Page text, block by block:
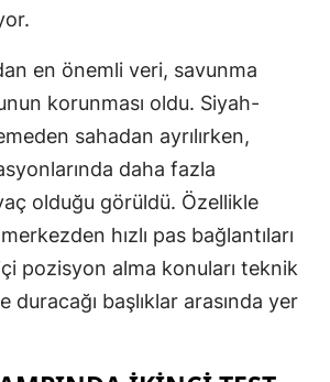
en önemli veri, savunma
korunması oldu. Siyah-
sahadan ayrılırken,
daha fazla
olduğu görüldü. Özellikle
hızlı pas bağlantıları
pozisyon alma konuları teknik
duracağı başlıklar arasında yer